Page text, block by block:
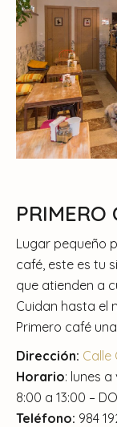
PRIMERO
Lugar pequeño
café, este es tu
que atienden a
Cuidan hasta el
Primero café
Dirección: Calle
Horario: lunes
8:00 a 13:00 –
Teléfono: 984